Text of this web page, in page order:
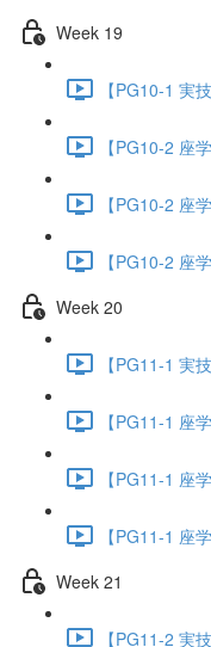
Week 19
【PG10-1 実
【PG10-2 座
【PG10-2 座
【PG10-2 座
Week 20
【PG11-1 実
【PG11-1 座
【PG11-1 座
【PG11-1 座
Week 21
【PG11-2 実